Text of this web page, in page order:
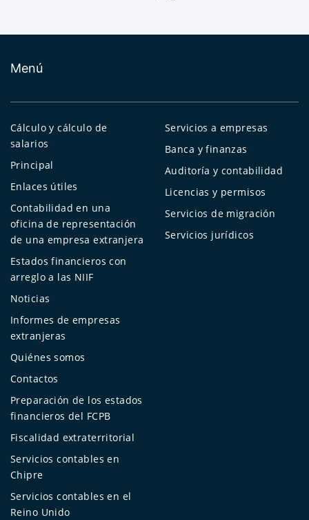
Menú
Cálculo y cálculo de
salarios
Principal
Enlaces útiles
Contabilidad en una
oficina de representación
de una empresa extranjera
Estados financieros con
arreglo a las NIIF
Noticias
Informes de empresas
extranjeras
Quiénes somos
Contactos
Preparación de los estados
financieros del FCPB
Fiscalidad extraterritorial
Servicios contables en
Chipre
Servicios contables en el
Reino Unido
Servicios a empresas
Banca y finanzas
Auditoría y contabilidad
Licencias y permisos
Servicios de migración
Servicios jurídicos